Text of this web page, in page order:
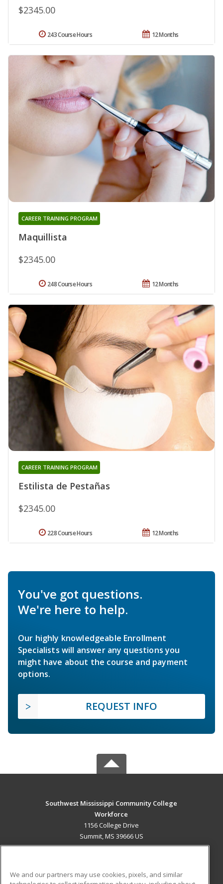
$2345.00
12 Months
243 Course Hours
Maquillista
CAREER TRAINING PROGRAM
$2345.00
12 Months
248 Course Hours
Estilista de Pestañas
CAREER TRAINING PROGRAM
$2345.00
12 Months
228 Course Hours
You've got questions.
We're here to help.
Our highly knowledgeable Enrollment
Specialists will answer any questions you
might have about the course and payment
options.
REQUEST INFO
Southwest Mississippi Community College
Workforce
1156 College Drive
Summit, MS 39666 US
We and our partners may use cookies, pixels, and similar